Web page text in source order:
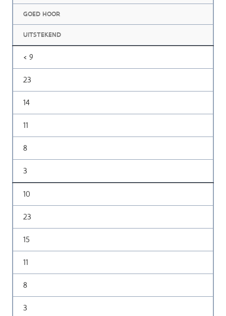
GOED HOOR
UITSTEKEND
< 9
23
14
11
8
3
10
23
15
11
8
3